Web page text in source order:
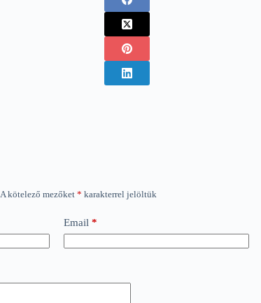
A kötelező mezőket * karakterrel jelöltük
Email *